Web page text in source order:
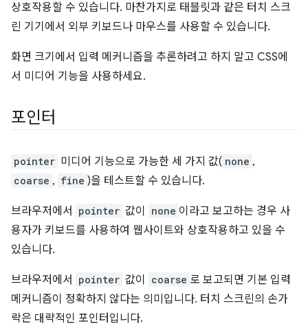
상호작용할 수 있습니다. 마찬가지로 태블릿과 같은 터치 스크
린 기기에서 외부 키보드나 마우스를 사용할 수 있습니다.
화면 크기에서 입력 메커니즘을 추론하려고 하지 말고 CSS에
서 미디어 기능을 사용하세요.
포인터
pointer 미디어 기능으로 가능한 세 가지 값( none ,
coarse , fine )을 테스트할 수 있습니다.
브라우저에서 pointer 값이 none 이라고 보고하는 경우 사
용자가 키보드를 사용하여 웹사이트와 상호작용하고 있을 수
있습니다.
브라우저에서 pointer 값이 coarse 로 보고되면 기본 입력
메커니즘이 정확하지 않다는 의미입니다. 터치 스크린의 손가
락은 대략적인 포인터입니다.